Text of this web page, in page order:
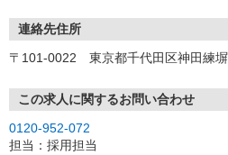
▼内定（面接後、最短翌営業日）
*当社より内定通知をお送りします。
*内定にご承諾いただけましたら、
*当社の正社員としてご入社いただき
*辞令の授与、オリエンテーション
▼配属先の決定（★）
*当社が配属先を決定します。
連絡先住所
〒101-0022 東京都千代田区神田練
この求人に関するお問い合わせ
0120-952-072
担当：採用担当